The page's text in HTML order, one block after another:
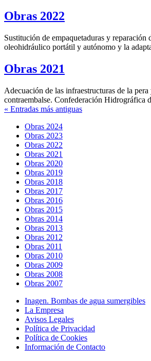
Obras 2022
Sustitución de empaquetaduras y
oleohidráulico portátil y autónomo y la
Obras 2021
Adecuación de las infraestructuras de la
contraembalse. Confederación Hidrográfica
« Entradas más antiguas
Obras 2024
Obras 2023
Obras 2022
Obras 2021
Obras 2020
Obras 2019
Obras 2018
Obras 2017
Obras 2016
Obras 2015
Obras 2014
Obras 2013
Obras 2012
Obras 2011
Obras 2010
Obras 2009
Obras 2008
Obras 2007
Inagen. Bombas de agua sumergibles
La Empresa
Avisos Legales
Política de Privacidad
Política de Cookies
Información de Contacto